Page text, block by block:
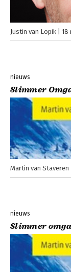
Justin van Lopik 18
nieuws
Slimmer
Martin van Staveren
nieuws
Slimmer